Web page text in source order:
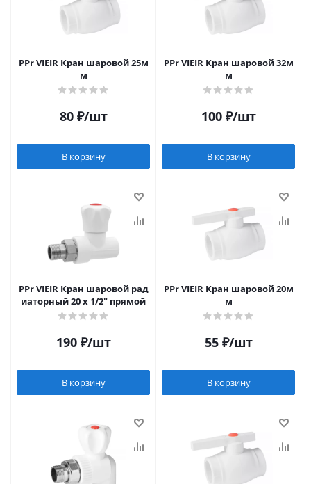
PPr VIEIR Кран шаровой 25м
м
80₽/шт
В корзину
PPr VIEIR Кран шаровой 32м
м
100₽/шт
В корзину
PPr VIEIR Кран шаровой рад
иаторный 20 х 1/2" прямой
190₽/шт
В корзину
PPr VIEIR Кран шаровой 20м
м
55₽/шт
В корзину